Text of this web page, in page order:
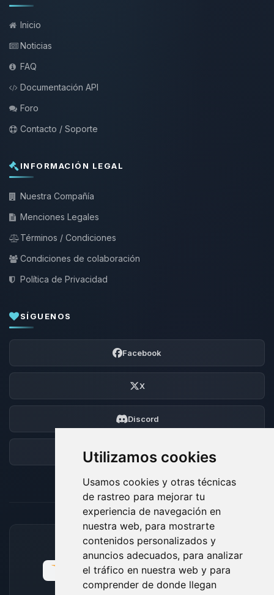
Utilizamos cookies
Usamos cookies y otras técnicas
de rastreo para mejorar tu
experiencia de navegación en
nuestra web, para mostrarte
contenidos personalizados y
anuncios adecuados, para analizar
el tráfico en nuestra web y para
comprender de donde llegan
Inicio
Noticias
FAQ
Documentación API
Foro
Contacto / Soporte
INFORMACIÓN LEGAL
Nuestra Compañía
Menciones Legales
Términos / Condiciones
Condiciones de colaboración
Política de Privacidad
SÍGUENOS
Facebook
X
Discord
Foro
MÉTODOS DE PAGO ACEPTADOS